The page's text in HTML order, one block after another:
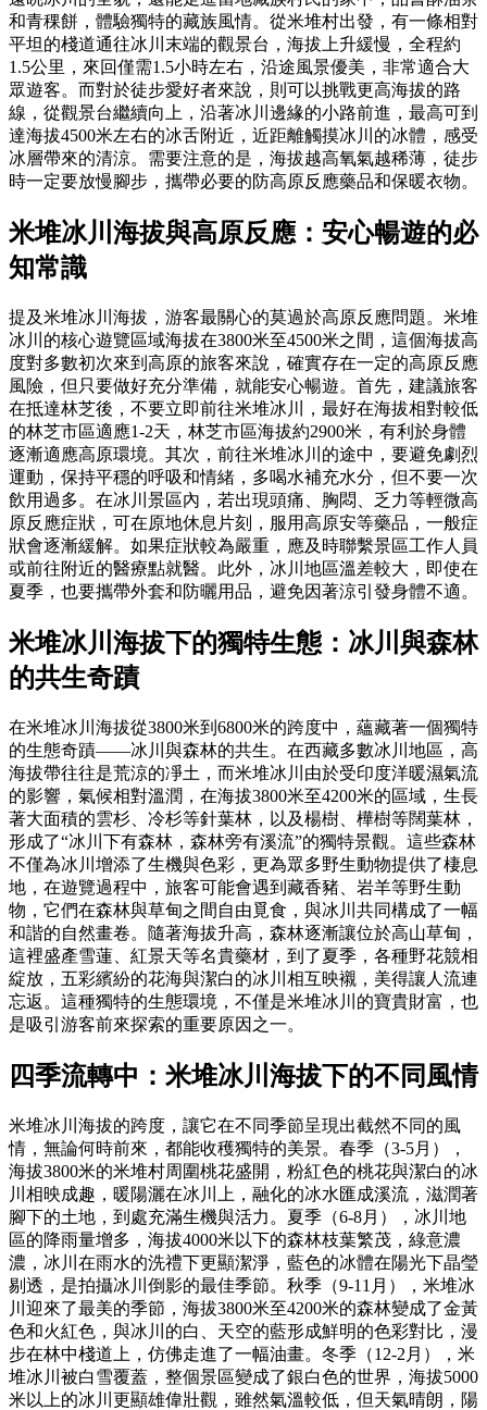
和青稞餅，體驗獨特的藏族風情。從米堆村出發，有一條相對
平坦的棧道通往冰川末端的觀景台，海拔上升緩慢，全程約
1.5公里，來回僅需1.5小時左右，沿途風景優美，非常適合大
眾遊客。而對於徒步愛好者來說，則可以挑戰更高海拔的路
線，從觀景台繼續向上，沿著冰川邊緣的小路前進，最高可到
達海拔4500米左右的冰舌附近，近距離觸摸冰川的冰體，感受
冰層帶來的清涼。需要注意的是，海拔越高氧氣越稀薄，徒步
時一定要放慢腳步，攜帶必要的防高原反應藥品和保暖衣物。
米堆冰川海拔與高原反應：安心暢遊的必
知常識
提及米堆冰川海拔，游客最關心的莫過於高原反應問題。米堆
冰川的核心遊覽區域海拔在3800米至4500米之間，這個海拔高
度對多數初次來到高原的旅客來說，確實存在一定的高原反應
風險，但只要做好充分準備，就能安心暢遊。首先，建議旅客
在抵達林芝後，不要立即前往米堆冰川，最好在海拔相對較低
的林芝市區適應1-2天，林芝市區海拔約2900米，有利於身體
逐漸適應高原環境。其次，前往米堆冰川的途中，要避免劇烈
運動，保持平穩的呼吸和情緒，多喝水補充水分，但不要一次
飲用過多。在冰川景區內，若出現頭痛、胸悶、乏力等輕微高
原反應症狀，可在原地休息片刻，服用高原安等藥品，一般症
狀會逐漸緩解。如果症狀較為嚴重，應及時聯繫景區工作人員
或前往附近的醫療點就醫。此外，冰川地區溫差較大，即使在
夏季，也要攜帶外套和防曬用品，避免因著涼引發身體不適。
米堆冰川海拔下的獨特生態：冰川與森林
的共生奇蹟
在米堆冰川海拔從3800米到6800米的跨度中，蘊藏著一個獨特
的生態奇蹟——冰川與森林的共生。在西藏多數冰川地區，高
海拔帶往往是荒涼的凈土，而米堆冰川由於受印度洋暖濕氣流
的影響，氣候相對溫潤，在海拔3800米至4200米的區域，生長
著大面積的雲杉、冷杉等針葉林，以及楊樹、樺樹等闊葉林，
形成了“冰川下有森林，森林旁有溪流”的獨特景觀。這些森林
不僅為冰川增添了生機與色彩，更為眾多野生動物提供了棲息
地，在遊覽過程中，旅客可能會遇到藏香豬、岩羊等野生動
物，它們在森林與草甸之間自由覓食，與冰川共同構成了一幅
和諧的自然畫卷。隨著海拔升高，森林逐漸讓位於高山草甸，
這裡盛產雪蓮、紅景天等名貴藥材，到了夏季，各種野花競相
綻放，五彩繽紛的花海與潔白的冰川相互映襯，美得讓人流連
忘返。這種獨特的生態環境，不僅是米堆冰川的寶貴財富，也
是吸引游客前來探索的重要原因之一。
四季流轉中：米堆冰川海拔下的不同風情
米堆冰川海拔的跨度，讓它在不同季節呈現出截然不同的風
情，無論何時前來，都能收穫獨特的美景。春季（3-5月），
海拔3800米的米堆村周圍桃花盛開，粉紅色的桃花與潔白的冰
川相映成趣，暖陽灑在冰川上，融化的冰水匯成溪流，滋潤著
腳下的土地，到處充滿生機與活力。夏季（6-8月），冰川地
區的降雨量增多，海拔4000米以下的森林枝葉繁茂，綠意濃
濃，冰川在雨水的洗禮下更顯潔淨，藍色的冰體在陽光下晶瑩
剔透，是拍攝冰川倒影的最佳季節。秋季（9-11月），米堆冰
川迎來了最美的季節，海拔3800米至4200米的森林變成了金黃
色和火紅色，與冰川的白、天空的藍形成鮮明的色彩對比，漫
步在林中棧道上，仿佛走進了一幅油畫。冬季（12-2月），米
堆冰川被白雪覆蓋，整個景區變成了銀白色的世界，海拔5000
米以上的冰川更顯雄偉壯觀，雖然氣溫較低，但天氣晴朗，陽